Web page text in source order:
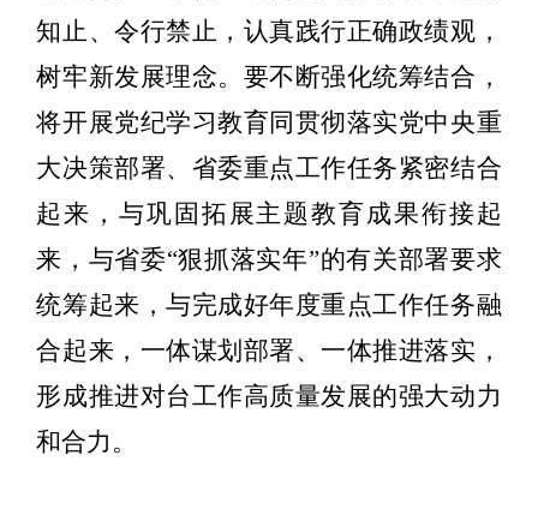
知止、令行禁止，认真践行正确政绩观，
树牢新发展理念。要不断强化统筹结合，
将开展党纪学习教育同贯彻落实党中央重
大决策部署、省委重点工作任务紧密结合
起来，与巩固拓展主题教育成果衔接起
来，与省委“狠抓落实年”的有关部署要求
统筹起来，与完成好年度重点工作任务融
合起来， 一体谋划部署、一体推进落实，
形成推进对台工作高质量发展的强大动力
和合力。